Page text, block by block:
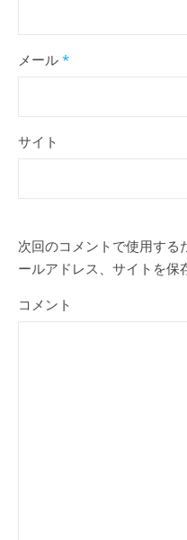
メール *
サイト
次回のコメントで使用する
ールアドレス、サイトを保
コメント